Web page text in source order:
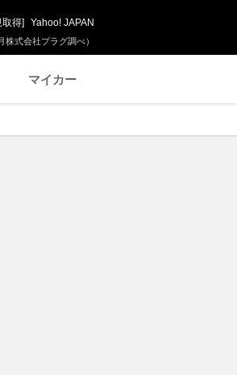
式会社プラグ調べ）
取得] Yahoo! JAPAN
マイカー